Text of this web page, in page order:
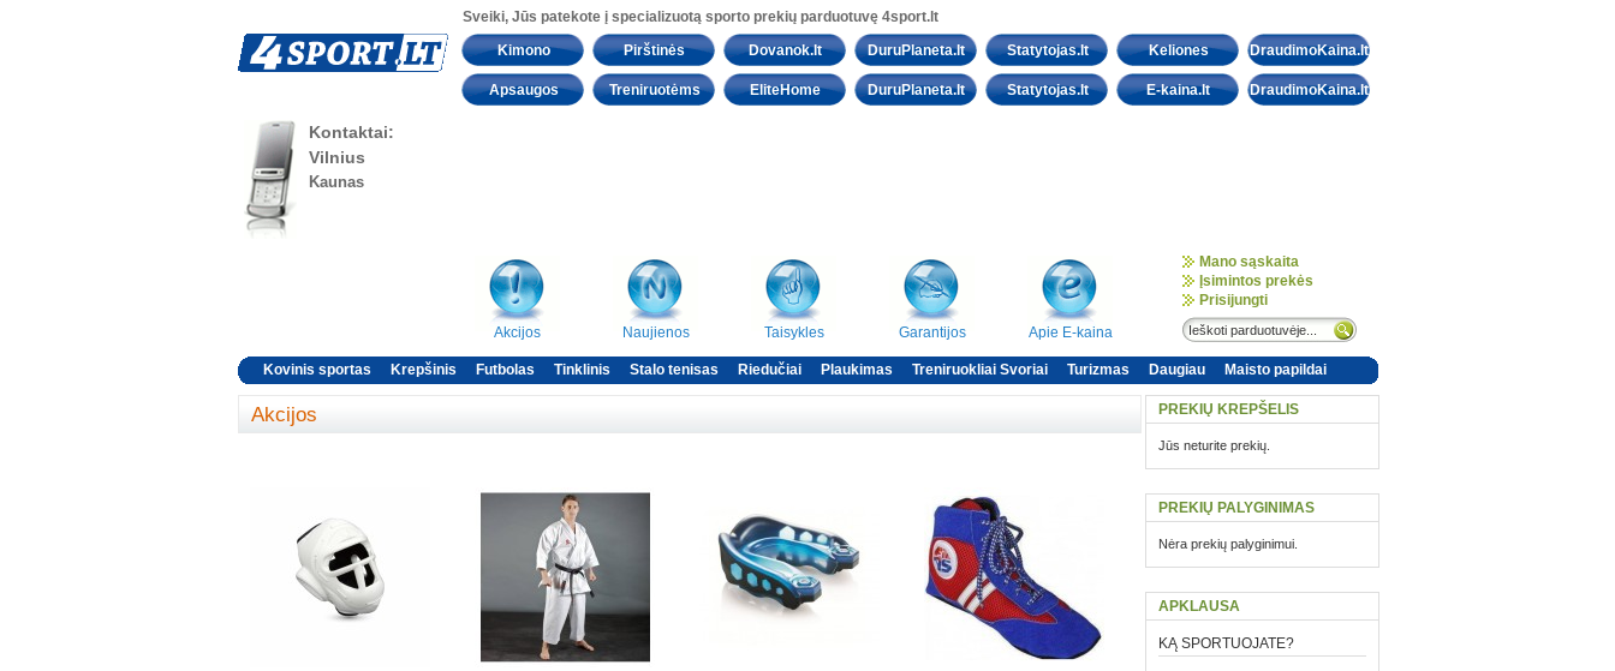
Sveiki, Jūs patekote į specializuotą sporto prekių parduotuvę 4sport.lt
Kimono
Pirštinės Dovanok.lt DuruPlaneta.lt Statytojas.lt Keliones DraudimoKaina.lt
Apsaugos Treniruotėms EliteHome DuruPlaneta.lt Statytojas.lt E-kaina.lt DraudimoKaina.lt
Kontaktai:
Vilnius
Kaunas
Akcijos Naujienos Taisykles Garantijos Apie E-kaina
Mano sąskaita
Įsimintos prekės
Prisijungti
Kovinis sportas Krepšinis Futbolas Tinklinis Stalo tenisas Riedučiai Plaukimas Treniruokliai Svoriai Turizmas Daugiau Maisto papildai
Akcijos PREKIŲ KREPŠELIS
Jūs neturite prekių.
PREKIŲ PALYGINIMAS
Nėra prekių palyginimui.
APKLAUSA
KĄ SPORTUOJATE?